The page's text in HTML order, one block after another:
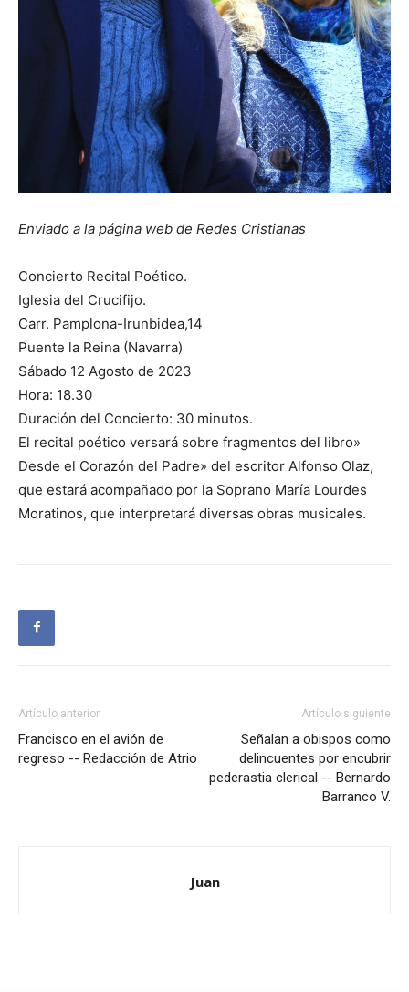
Enviado a la página web de Redes Cristianas
Concierto Recital Poético.
Iglesia del Crucifijo.
Carr. Pamplona-Irunbidea,14
Puente la Reina (Navarra)
Sábado 12 Agosto de 2023
Hora: 18.30
Duración del Concierto: 30 minutos.
El recital poético versará sobre fragmentos del libro»
Desde el Corazón del Padre» del escritor Alfonso Olaz,
que estará acompañado por la Soprano María Lourdes
Moratinos, que interpretará diversas obras musicales.
Artículo anterior
Francisco en el avión de
regreso -- Redacción de Atrio
Artículo siguiente
Señalan a obispos como
delincuentes por encubrir
pederastia clerical -- Bernardo
Barranco V.
Juan